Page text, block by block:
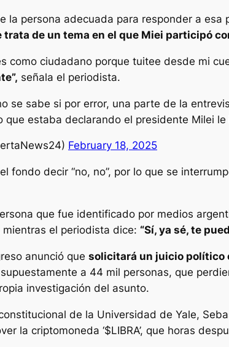
la persona adecuada para responder a
trata de un tema en el que Miei participó
como ciudadano porque tuitee desde mi
señala el periodista.
se sabe si por error, una parte de la
que estaba declarando el presidente Milei
February 18, 2025
fondo decir “no, no”, por lo que se
que fue identificado por medios
el periodista dice: “Sí, ya sé, te
anunció que solicitará un juicio político
a 44 mil personas, que
investigación del asunto.
de la Universidad de Yale,
la criptomoneda ‘$LIBRA’, que horas